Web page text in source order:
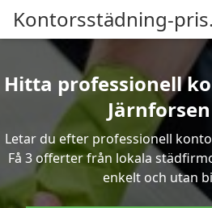
Kontorsstädning-
Hitta professionell
Letar du efter professionell
Få 3 offerter från lokala
enkelt och utan